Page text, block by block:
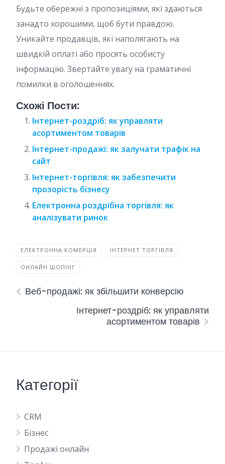
Будьте обережні з пропозиціями, які здаються
занадто хорошими, щоб бути правдою.
Уникайте продавців, які наполягають на
швидкій оплаті або просять особисту
інформацію. Звертайте увагу на граматичні
помилки в оголошеннях.
Схожі Пости:
Інтернет-роздріб: як управляти
асортиментом товарів
Інтернет-продажі: як залучати трафік на
сайт
Інтернет-торгівля: як забезпечити
прозорість бізнесу
Електронна роздрібна торгівля: як
аналізувати ринок
ЕЛЕКТРОННА КОМЕРЦІЯ ІНТЕРНЕТ ТОРГІВЛЯ
ОНЛАЙН ШОПІНГ
Веб-продажі: як збільшити конверсію
Інтернет-роздріб: як управляти
асортиментом товарів
Категорії
CRM
Бізнес
Продажі онлайн